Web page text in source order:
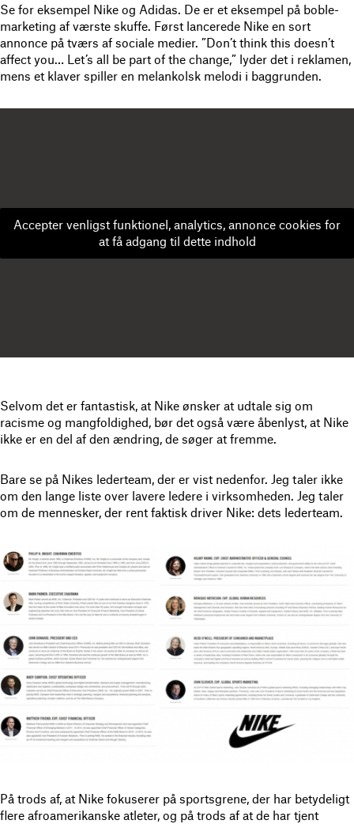
Se for eksempel Nike og Adidas. De er et eksempel på boble-
marketing af værste skuffe. Først lancerede Nike en sort
annonce på tværs af sociale medier. ”Don’t think this doesn’t
affect you… Let’s all be part of the change,” lyder det i reklamen,
mens et klaver spiller en melankolsk melodi i baggrunden.
Accepter venligst funktionel, analytics, annonce cookies for
at få adgang til dette indhold
Selvom det er fantastisk, at Nike ønsker at udtale sig om
racisme og mangfoldighed, bør det også være åbenlyst, at Nike
ikke er en del af den ændring, de søger at fremme.
Bare se på Nikes lederteam, der er vist nedenfor. Jeg taler ikke
om den lange liste over lavere ledere i virksomheden. Jeg taler
om de mennesker, der rent faktisk driver Nike: dets lederteam.
På trods af, at Nike fokuserer på sportsgrene, der har betydeligt
flere afroamerikanske atleter, og på trods af at de har tjent